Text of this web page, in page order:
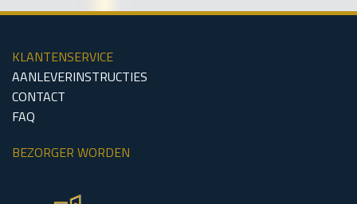
KLANTENSERVICE
AANLEVERINSTRUCTIES
CONTACT
FAQ
BEZORGER WORDEN